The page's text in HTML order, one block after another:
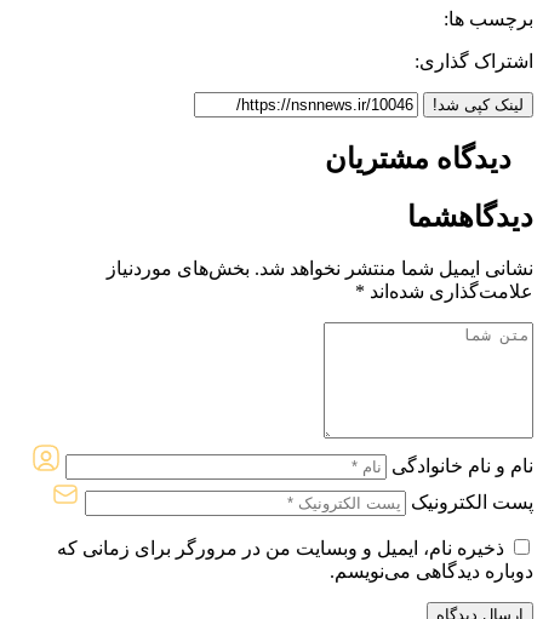
برچسب ها:
اشتراک گذاری:
لینک کپی شد!
دیدگاه مشتریان
دیدگاهشما
نشانی ایمیل شما منتشر نخواهد شد. بخش‌های موردنیاز
علامت‌گذاری شده‌اند *
نام و نام خانوادگی
پست الکترونیک
ذخیره نام، ایمیل و وبسایت من در مرورگر برای زمانی که
دوباره دیدگاهی می‌نویسم.